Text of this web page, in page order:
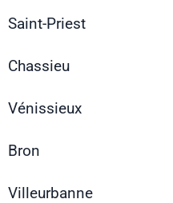
Saint-Priest
Chassieu
Vénissieux
Bron
Villeurbanne